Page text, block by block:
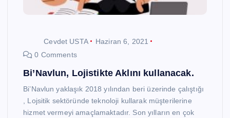
Cevdet USTA
Haziran 6, 2021
0 Comments
Bi’Navlun, Lojistikte Aklını kullanacak.
Bi’Navlun yaklaşık 2018 yılından beri üzerinde çalıştığı
, Lojsitik sektöründe teknoloji kullarak müşterilerine
hizmet vermeyi amaçlamaktadır. Son yılların en çok